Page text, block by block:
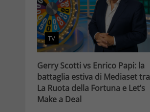
TV
Gerry Scotti vs Enrico Papi: la
battaglia estiva di Mediaset tra
La Ruota della Fortuna e Let’s
Make a Deal